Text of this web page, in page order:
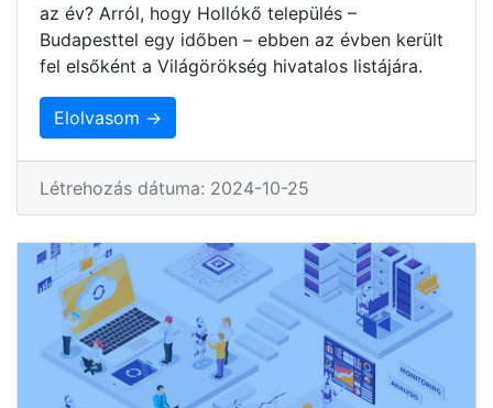
az év? Arról, hogy Hollókő település –
Budapesttel egy időben – ebben az évben került
fel elsőként a Világörökség hivatalos listájára.
Elolvasom →
Létrehozás dátuma: 2024-10-25